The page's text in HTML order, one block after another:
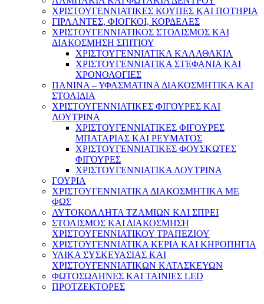
ΧΡΙΣΤΟΥΓΕΝΝΙΑΤΙΚΕΣ ΚΟΥΠΕΣ ΚΑΙ ΠΟΤΗΡΙΑ
ΓΙΡΛΑΝΤΕΣ, ΦΙΟΓΚΟΙ, ΚΟΡΔΕΛΕΣ
ΧΡΙΣΤΟΥΓΕΝΝΙΑΤΙΚΟΣ ΣΤΟΛΙΣΜΟΣ ΚΑΙ
ΔΙΑΚΟΣΜΗΣΗ ΣΠΙΤΙΟΥ
ΧΡΙΣΤΟΥΓΕΝΝΙΑΤΙΚΑ ΚΑΛΑΘΑΚΙΑ
ΧΡΙΣΤΟΥΓΕΝΝΙΑΤΙΚΑ ΣΤΕΦΑΝΙΑ ΚΑΙ
ΧΡΟΝΟΛΟΓΙΕΣ
ΠΑΝΙΝΑ – ΥΦΑΣΜΑΤΙΝΑ ΔΙΑΚΟΣΜΗΤΙΚΑ ΚΑΙ
ΣΤΟΛΙΔΙΑ
ΧΡΙΣΤΟΥΓΕΝΝΙΑΤΙΚΕΣ ΦΙΓΟΥΡΕΣ ΚΑΙ
ΛΟΥΤΡΙΝΑ
ΧΡΙΣΤΟΥΓΕΝΝΙΑΤΙΚΕΣ ΦΙΓΟΥΡΕΣ
ΜΠΑΤΑΡΙΑΣ ΚΑΙ ΡΕΥΜΑΤΟΣ
ΧΡΙΣΤΟΥΓΕΝΝΙΑΤΙΚΕΣ ΦΟΥΣΚΩΤΕΣ
ΦΙΓΟΥΡΕΣ
ΧΡΙΣΤΟΥΓΕΝΝΙΑΤΙΚΑ ΛΟΥΤΡΙΝΑ
ΓΟΥΡΙΑ
ΧΡΙΣΤΟΥΓΕΝΝΙΑΤΙΚΑ ΔΙΑΚΟΣΜΗΤΙΚΑ ΜΕ
ΦΩΣ
ΑΥΤΟΚΟΛΛΗΤΑ ΤΖΑΜΙΩΝ ΚΑΙ ΣΠΡΕΙ
ΣΤΟΛΙΣΜΟΣ ΚΑΙ ΔΙΑΚΟΣΜΗΣΗ
ΧΡΙΣΤΟΥΓΕΝΝΙΑΤΙΚΟΥ ΤΡΑΠΕΖΙΟΥ
ΧΡΙΣΤΟΥΓΕΝΝΙΑΤΙΚΑ ΚΕΡΙΑ ΚΑΙ ΚΗΡΟΠΗΓΙΑ
ΥΛΙΚΑ ΣΥΣΚΕΥΑΣΙΑΣ ΚΑΙ
ΧΡΙΣΤΟΥΓΕΝΝΙΑΤΙΚΩΝ ΚΑΤΑΣΚΕΥΩΝ
ΦΩΤΟΣΩΛΗΝΕΣ ΚΑΙ ΤΑΙΝΙΕΣ LED
ΠΡΟΤΖΕΚΤΟΡΕΣ